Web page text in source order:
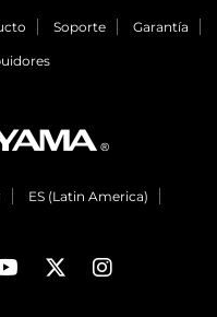
Soporte Garantía
ES (Latin America)